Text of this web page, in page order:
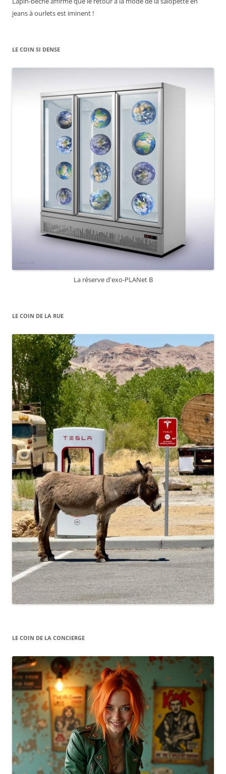
jeans à ourlets est iminent !
LE COIN SI DENSE
La réserve d'exo-PLANet B
LE COIN DE LA RUE
LE COIN DE LA CONCIERGE